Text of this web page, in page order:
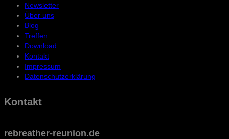
Newsletter
Über uns
Blog
Treffen
Download
Kontakt
Impressum
Datenschutzerklärung
Kontakt
rebreather-reunion.de